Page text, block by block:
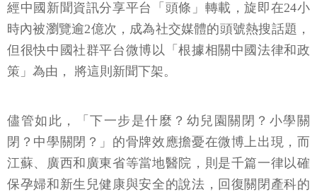
經中國新聞資訊分享平台「頭條」轉載，旋即在24小
時內被瀏覽逾2億次，成為社交媒體的頭號熱搜話題，
但很快中國社群平台微博以「根據相關中國法律和政
策」為由， 將這則新聞下架。
儘管如此，「下一步是什麼？幼兒園關閉？小學關
閉？中學關閉？」的骨牌效應擔憂在微博上出現，而
江蘇、廣西和廣東省等當地醫院，則是千篇一律以確
保孕婦和新生兒健康與安全的說法，回復關閉產科的